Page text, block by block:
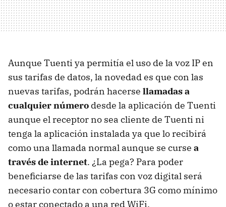
Aunque Tuenti ya permitía el uso de la voz IP en
sus tarifas de datos, la novedad es que con las
nuevas tarifas, podrán hacerse llamadas a
cualquier número desde la aplicación de Tuenti
aunque el receptor no sea cliente de Tuenti ni
tenga la aplicación instalada ya que lo recibirá
como una llamada normal aunque se curse a
través de internet. ¿La pega? Para poder
beneficiarse de las tarifas con voz digital será
necesario contar con cobertura 3G como mínimo
o estar conectado a una red WiFi.